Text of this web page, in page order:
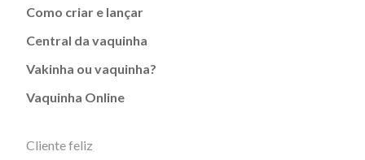
Como criar e lançar
Central da vaquinha
Vakinha ou vaquinha?
Vaquinha Online
Cliente feliz